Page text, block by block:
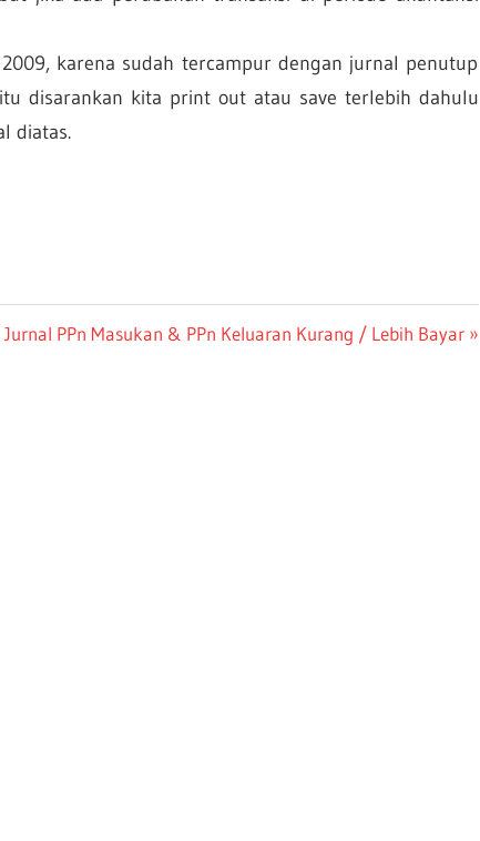
karena sudah tercampur dengan jurnal penutup
disarankan kita print out atau save terlebih dahulu
diatas.
Next
Jurnal PPn Masukan & PPn Keluaran Kurang / Lebih Bayar